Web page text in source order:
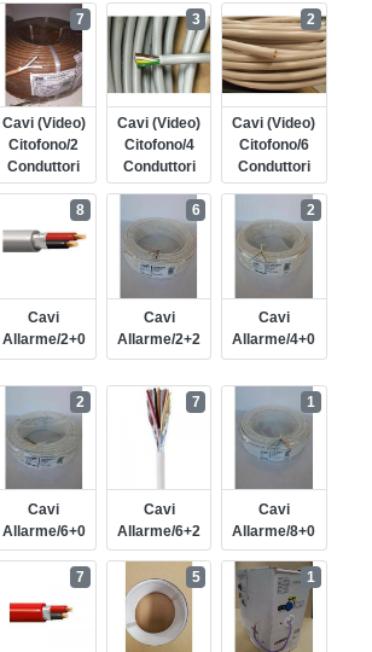
Cavi (video)
Citofono/2
Conduttori
7
Cavi (video)
Citofono/4
Conduttori
3
Cavi (video)
Citofono/6
Conduttori
2
Cavi
Allarme/2+0
8
Cavi
Allarme/2+2
6
Cavi
Allarme/4+0
2
Cavi
Allarme/6+0
2
Cavi
Allarme/6+2
7
Cavi
Allarme/8+0
1
7 5 1